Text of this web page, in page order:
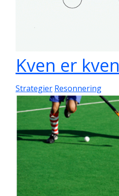
Kven er kven
Strategier Resonnering